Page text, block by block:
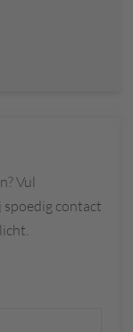
Vul
spoedig contact